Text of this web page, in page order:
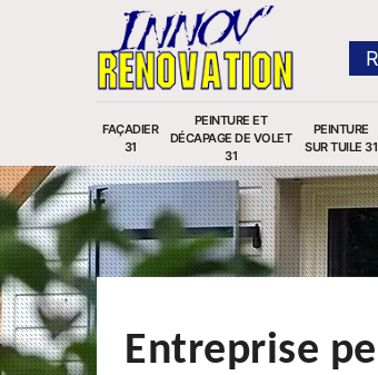
FAÇADIER
31
PEINTURE ET
DÉCAPAGE DE VOLET
31
PEINTURE
SUR TUILE 31
Entreprise